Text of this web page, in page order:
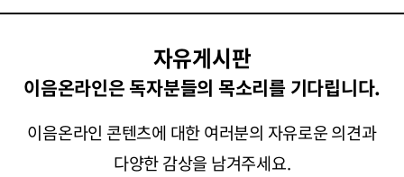
자유게시판
이음온라인은 독자분들의 목소리를 기다립니다.
이음온라인 콘텐츠에 대한 여러분의 자유로운 의견과
다양한 감상을 남겨주세요.